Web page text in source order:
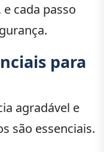
cada passo
para
agradável e
são essenciais.